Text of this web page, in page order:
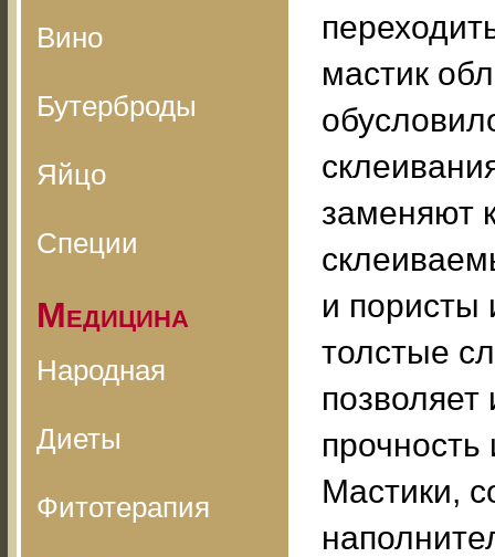
Вино
Бутерброды
Яйцо
Специи
Медицина
Народная
Диеты
Фитотерапия
мастик
заменяют
и пористы
толстые
позволяет
Мастики,